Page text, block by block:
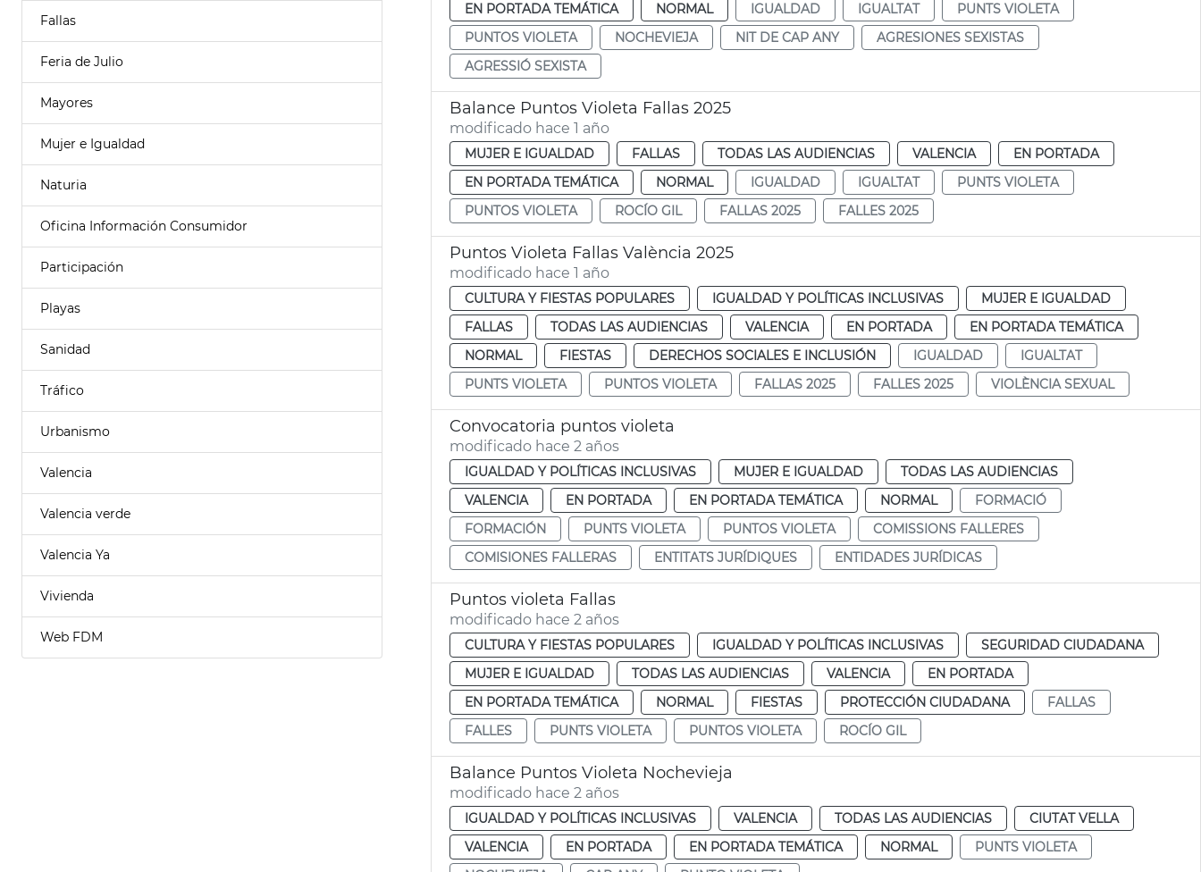
Fallas
Feria de Julio
Mayores
Mujer e Igualdad
Naturia
Oficina Información Consumidor
Participación
Playas
Sanidad
Tráfico
Urbanismo
Valencia
Valencia verde
Valencia Ya
Vivienda
Web FDM
EN PORTADA TEMÁTICA
NORMAL IGUALDAD IGUALTAT
PUNTS VIOLETA
PUNTOS VIOLETA
NOCHEVIEJA NIT DE CAP ANY
AGRESIONES SEXISTAS
AGRESSIÓ SEXISTA
Balance Puntos Violeta Fallas 2025
modificado hace 1 año
MUJER E IGUALDAD FALLAS TODAS LAS AUDIENCIAS VALENCIA
EN PORTADA
EN PORTADA TEMÁTICA
NORMAL IGUALDAD IGUALTAT
PUNTS VIOLETA
PUNTOS VIOLETA
ROCÍO GIL FALLAS 2025 FALLES 2025
Puntos Violeta Fallas València 2025
modificado hace 1 año
CULTURA Y FIESTAS POPULARES IGUALDAD Y POLÍTICAS INCLUSIVAS
MUJER E IGUALDAD
FALLAS
TODAS LAS AUDIENCIAS VALENCIA EN PORTADA
EN PORTADA TEMÁTICA
NORMAL
FIESTAS DERECHOS SOCIALES E INCLUSIÓN IGUALDAD
IGUALTAT
PUNTS VIOLETA
PUNTOS VIOLETA FALLAS 2025 FALLES 2025 VIOLÈNCIA SEXUAL
Convocatoria puntos violeta
modificado hace 2 años
IGUALDAD Y POLÍTICAS INCLUSIVAS MUJER E IGUALDAD
TODAS LAS AUDIENCIAS
VALENCIA
EN PORTADA EN PORTADA TEMÁTICA NORMAL
FORMACIÓ
FORMACIÓN
PUNTS VIOLETA PUNTOS VIOLETA
COMISSIONS FALLERES
COMISIONES FALLERAS
ENTITATS JURÍDIQUES ENTIDADES JURÍDICAS
Puntos violeta Fallas
modificado hace 2 años
CULTURA Y FIESTAS POPULARES IGUALDAD Y POLÍTICAS INCLUSIVAS
SEGURIDAD CIUDADANA
MUJER E IGUALDAD
TODAS LAS AUDIENCIAS VALENCIA
EN PORTADA
EN PORTADA TEMÁTICA
NORMAL FIESTAS PROTECCIÓN CIUDADANA
FALLAS
FALLES
PUNTS VIOLETA PUNTOS VIOLETA ROCÍO GIL
Balance Puntos Violeta Nochevieja
modificado hace 2 años
IGUALDAD Y POLÍTICAS INCLUSIVAS VALENCIA TODAS LAS AUDIENCIAS
CIUTAT VELLA
VALENCIA
EN PORTADA EN PORTADA TEMÁTICA NORMAL
PUNTS VIOLETA